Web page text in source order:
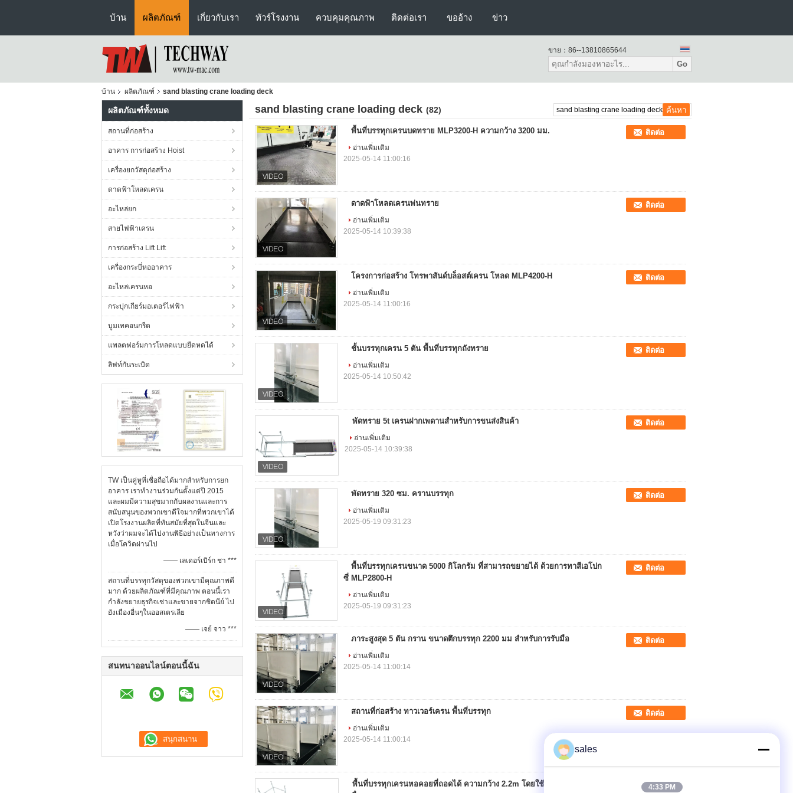
บ้าน ผลิตภัณฑ์ เกี่ยวกับเรา ทัวร์โรงงาน ควบคุมคุณภาพ ติดต่อเรา ขออ้าง ข่าว
ขาย： 86--13810865644
Go
บ้าน ผลิตภัณฑ์ sand blasting crane loading deck
ผลิตภัณฑ์ทั้งหมด
สถานที่ก่อสร้าง
อาคาร การก่อสร้าง Hoist
เครื่องยกวัสดุก่อสร้าง
ดาดฟ้าโหลดเครน
อะไหล่ยก
สายไฟฟ้าเครน
การก่อสร้าง Lift Lift
เครื่องกระบี่หออาคาร
อะไหล่เครนหอ
กระปุกเกียร์มอเตอร์ไฟฟ้า
บูมเทคอนกรีต
แพลตฟอร์มการโหลดแบบยืดหดได้
ลิฟท์กันระเบิด
TW เป็นคู่หูที่เชื่อถือได้มากสําหรับการยก
อาคาร เราทํางานร่วมกันตั้งแต่ปี 2015
และผมมีความสุขมากกับผลงานและการ
สนับสนุนของพวกเขาดีใจมากที่พวกเขาได้
เปิดโรงงานผลิตที่ทันสมัยที่สุดในจีนและ
หวังว่าผมจะได้ไปงานพิธีอย่างเป็นทางการ
เมื่อโควิดผ่านไป
—— เลเดอร์เบิร์ก ชา ***
สถานที่บรรทุกวัสดุของพวกเขามีคุณภาพดี
มาก ด้วยผลิตภัณฑ์ที่มีคุณภาพ ตอนนี้เรา
กําลังขยายธุรกิจเช่าและขายจากซิดนีย์ ไป
ยังเมืองอื่นๆในออสเตรเลีย
—— เจย์ จาว ***
สนทนาออนไลน์ตอนนี้ฉัน
sand blasting crane loading deck (82)
พื้นที่บรรทุกเครนบดทราย MLP3200-H ความกว้าง 3200 มม. ติดต่อ
อ่านเพิ่มเติม
2025-05-14 11:00:16
ดาดฟ้าโหลดเครนพ่นทราย ติดต่อ
อ่านเพิ่มเติม
2025-05-14 10:39:38
โครงการก่อสร้าง โทรพาสันด์บล็อสต์เครน โหลด MLP4200-H ติดต่อ
อ่านเพิ่มเติม
2025-05-14 11:00:16
ชั้นบรรทุกเครน 5 ตัน พื้นที่บรรทุกถังทราย ติดต่อ
อ่านเพิ่มเติม
2025-05-14 10:50:42
พัดทราย 5t เครนฝากเพดานสําหรับการขนส่งสินค้า ติดต่อ
อ่านเพิ่มเติม
2025-05-14 10:39:38
พัดทราย 320 ซม. ครานบรรทุก ติดต่อ
อ่านเพิ่มเติม
2025-05-19 09:31:23
พื้นที่บรรทุกเครนขนาด 5000 กิโลกรัม ที่สามารถขยายได้ ด้วยการทาสีเอโปก
ซี่ MLP2800-H
ติดต่อ
อ่านเพิ่มเติม
2025-05-19 09:31:23
ภาระสูงสุด 5 ตัน กราน ขนาดตึกบรรทุก 2200 มม สําหรับการรับมือ ติดต่อ
อ่านเพิ่มเติม
2025-05-14 11:00:14
สถานที่ก่อสร้าง ทาวเวอร์เครน พื้นที่บรรทุก ติดต่อ
อ่านเพิ่มเติม
2025-05-14 11:00:14
พื้นที่บรรทุกเครนหอคอยที่ถอดได้ ความกว้าง 2.2m โดยใช้วิธีการ 2 หรือ 4
ติดต่อ
sales
4:33 PM